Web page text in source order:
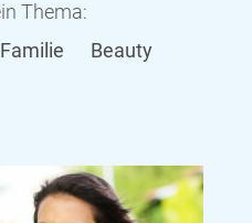
Thema:
Familie Beauty